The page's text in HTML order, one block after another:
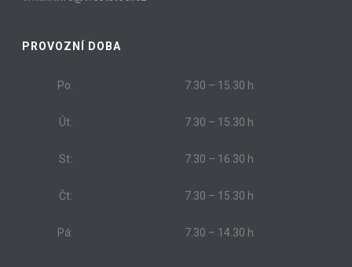
PROVOZNÍ DOBA
Po: 7.30 – 15.30 h
Út: 7.30 – 15.30 h
St: 7.30 – 16.30 h
Čt: 7.30 – 15.30 h
Pá: 7.30 – 14.30 h